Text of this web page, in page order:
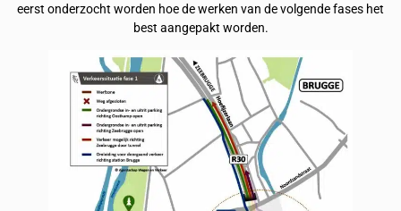
eerst onderzocht worden hoe de werken van de volgende fases het
best aangepakt worden.